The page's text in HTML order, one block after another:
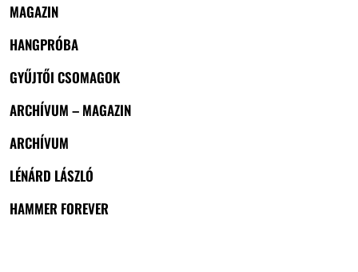
MAGAZIN
HANGPRÓBA
GYŰJTŐI CSOMAGOK
ARCHÍVUM – MAGAZIN
ARCHÍVUM
LÉNÁRD LÁSZLÓ
HAMMER FOREVER